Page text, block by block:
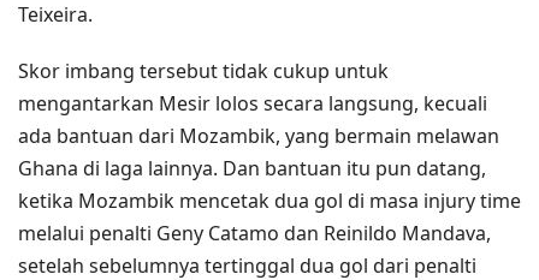
Teixeira.
Skor imbang tersebut tidak cukup untuk
mengantarkan Mesir lolos secara langsung, kecuali
ada bantuan dari Mozambik, yang bermain melawan
Ghana di laga lainnya. Dan bantuan itu pun datang,
ketika Mozambik mencetak dua gol di masa injury time
melalui penalti Geny Catamo dan Reinildo Mandava,
setelah sebelumnya tertinggal dua gol dari penalti